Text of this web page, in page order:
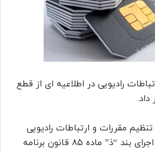
رادیویی در اطلاعیه ای از قطع
مقررات و ارتباطات رادیویی
اعلام کرده است در راستای اجرای بند “ذ” ماده ۸۵ قانون برنامه